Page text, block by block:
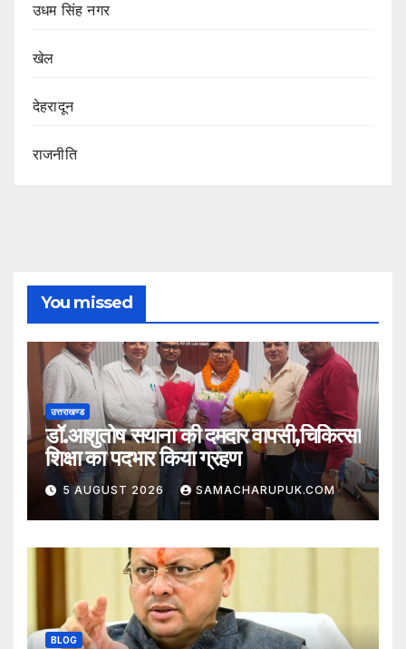
उधम सिंह नगर
खेल
देहरादून
राजनीति
You missed
उत्तराखण्ड
डॉ.आशुतोष सयाना की दमदार वापसी,चिकित्सा
शिक्षा का पदभार किया ग्रहण
5 AUGUST 2026 SAMACHARUPUK.COM
BLOG